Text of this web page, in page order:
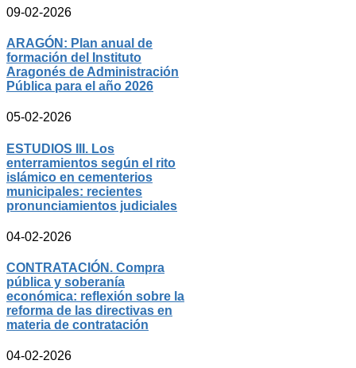
09-02-2026
ARAGÓN: Plan anual de
formación del Instituto
Aragonés de Administración
Pública para el año 2026
05-02-2026
ESTUDIOS III. Los
enterramientos según el rito
islámico en cementerios
municipales: recientes
pronunciamientos judiciales
04-02-2026
CONTRATACIÓN. Compra
pública y soberanía
económica: reflexión sobre la
reforma de las directivas en
materia de contratación
04-02-2026